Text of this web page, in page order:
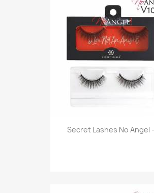
Secret Lashes No Angel